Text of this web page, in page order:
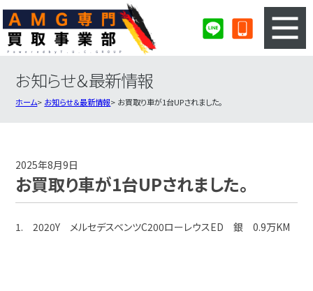
3ステップのカンタン査定
AMG買取実績
お知らせ＆最新情報
ホーム お知らせ＆最新情報 お買取り車が1台UPされました。
2025年8月9日
お買取り車が1台UPされました。
1. 2020Y メルセデスベンツC200ローレウスED 銀 0.9万KM